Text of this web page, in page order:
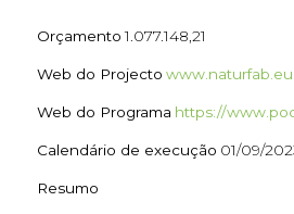
Orçamento1.077.148,21
Web do Projecto www.naturfab.eu
Web do Programa https://
Calendário de execução 01/09/
Resumo